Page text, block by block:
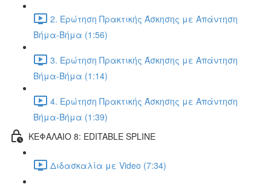
2. Ερώτηση Πρακτικής Άσκησης με Απάντηση
Βήμα-Βήμα (1:56)
3. Ερώτηση Πρακτικής Άσκησης με Απάντηση
Βήμα-Βήμα (1:14)
4. Ερώτηση Πρακτικής Άσκησης με Απάντηση
Βήμα-Βήμα (1:39)
ΚΕΦΑΛΑΙΟ 8: EDITABLE SPLINE
Διδασκαλία με Video (7:34)